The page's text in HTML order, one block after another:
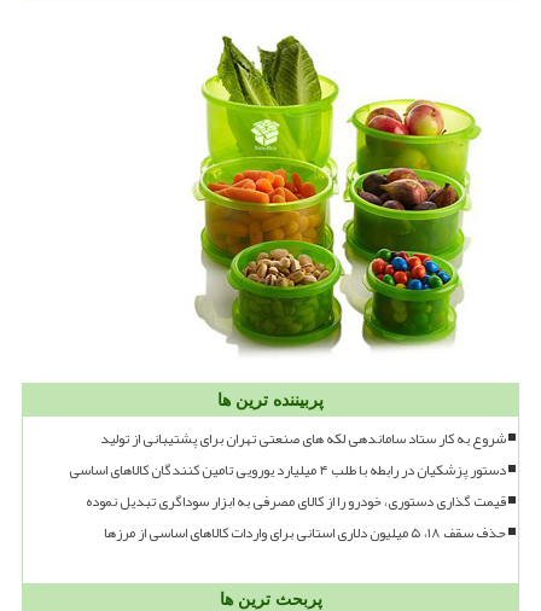
پربیننده ترین ها
شروع به کار ستاد ساماندهی لکه های صنعتی تهران برای پشتیبانی از تولید
دستور پزشکیان در رابطه با طلب ۴ میلیارد یورویی تامین کنندگان کالاهای اساسی
قیمت گذاری دستوری، خودرو را از کالای مصرفی به ابزار سوداگری تبدیل نموده
حذف سقف ۱۸، ۵ میلیون دلاری استانی برای واردات کالاهای اساسی از مرزها
پربحث ترین ها